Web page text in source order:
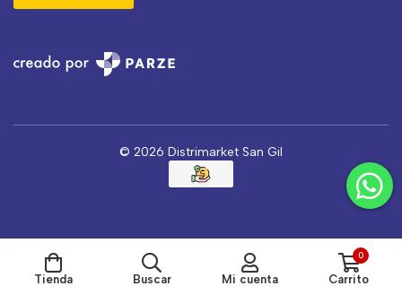
© 2026 Distrimarket San Gil
Tienda Buscar Mi cuenta
0
Carrito